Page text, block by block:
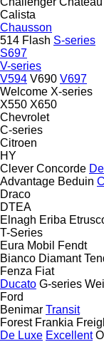
Calista
Chausson
514 Flash S-series
S697
V-series
V594 V690 V697
Welcome X-series
X550 X650
Chevrolet
C-series
Citroen
HY
Clever Concorde
Advantage Beduin
Draco
DTEA
Elnagh Eriba
T-Series
Eura Mobil
Fendt
Bianco Diamant
Fenza Fiat
Ducato G-series
Ford
Benimar Transit
Forest Frankia
De Luxe Excellent